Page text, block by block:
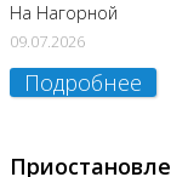
На Нагорной
09.07.2026
Подробнее